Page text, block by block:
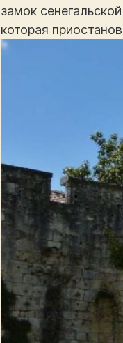
замок
которая